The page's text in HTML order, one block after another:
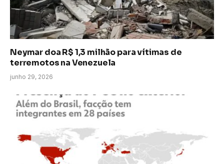
Neymar doa R$ 1,3 milhão para vítimas de
terremotos na Venezuela
junho 29, 2026